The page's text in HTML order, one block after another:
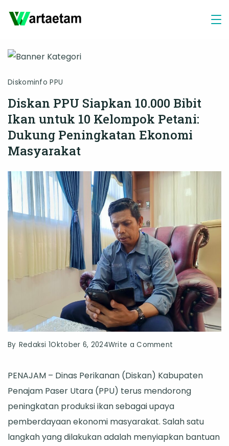
Diskominfo PPU
Diskan PPU Siapkan 10.000 Bibit
Ikan untuk 10 Kelompok Petani:
Dukung Peningkatan Ekonomi
Masyarakat
By Redaksi 1Oktober 6, 2024Write a Comment
PPU
Siapkan
10.000
Bibit
Ikan
PENAJAM – Dinas Perikanan (Diskan) Kabupaten
Penajam Paser Utara (PPU) terus mendorong
peningkatan produksi ikan sebagai upaya
pemberdayaan ekonomi masyarakat. Salah satu
langkah yang dilakukan adalah menyiapkan bantuan